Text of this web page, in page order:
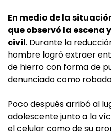
En medio de la
que observó la escena
civil. Durante la
hombre logró extraer
de hierro con forma de
denunciado como
Poco después arribó al
adolescente junto a la